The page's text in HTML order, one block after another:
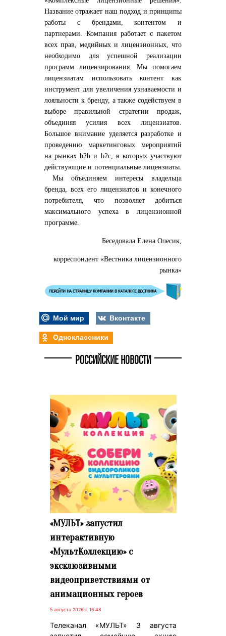
Название отражает наш подход и принципы
работы с брендами, контентом и
партнерами. Компания работает с пакетом
всех прав, медийных и лицензионных, что
необходимо для успешной реализации
программ лицензирования. Мы помогаем
лицензиатам использовать контент как
инструмент для увеличения узнаваемости и
лояльности к бренду, а также содействуем в
выборе правильной стратегии продаж,
объединяя усилия всех лицензиатов.
Большое внимание уделяется разработке и
проведению маркетинговых мероприятий
на рынках b2b и b2c, в которых участвуют
действующие и потенциальные лицензиаты.
Мы объединяем интересы владельца
бренда, всех его лицензиатов и конечного
потребителя, что позволяет добиться
максимального успеха в лицензионной
программе.
Беседовала Елена Олесик,
корреспондент «Вестника лицензионного
рынка»
Мой мир
Вконтакте
Одноклассники
РОССИЙСКИЕ НОВОСТИ
«МУЛЬТ» запустил
интерактивную
«МультКоллекцию» с
эксклюзивными
видеоприветствиями от
анимационных героев
5 августа 2026 г. 16:48
Телеканал «МУЛЬТ» 3 августа